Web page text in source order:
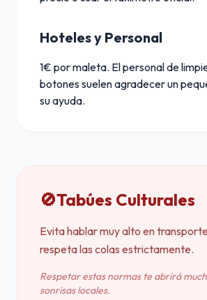
Hoteles y Personal
1€ por maleta. El personal de
botones suelen agradecer un
su ayuda.
🚫Tabúes Culturales
Evita hablar muy alto en
respeta las colas estrictamente.
Respetar estas normas te abrirá
sonrisas locales.